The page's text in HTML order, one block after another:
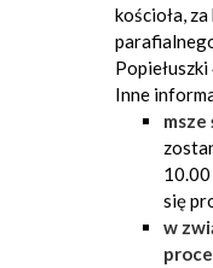
kościoła,
Inne
msze
się
w